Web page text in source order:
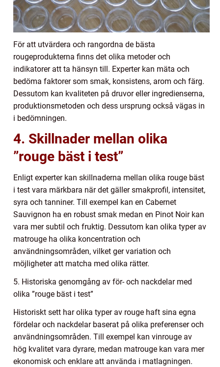
För att utvärdera och rangordna de bästa
rougeprodukterna finns det olika metoder och
indikatorer att ta hänsyn till. Experter kan mäta och
bedöma faktorer som smak, konsistens, arom och färg.
Dessutom kan kvaliteten på druvor eller ingredienserna,
produktionsmetoden och dess ursprung också vägas in
i bedömningen.
4. Skillnader mellan olika
”rouge bäst i test”
Enligt experter kan skillnaderna mellan olika rouge bäst
i test vara märkbara när det gäller smakprofil, intensitet,
syra och tanniner. Till exempel kan en Cabernet
Sauvignon ha en robust smak medan en Pinot Noir kan
vara mer subtil och fruktig. Dessutom kan olika typer av
matrouge ha olika koncentration och
användningsområden, vilket ger variation och
möjligheter att matcha med olika rätter.
5. Historiska genomgång av för- och nackdelar med
olika ”rouge bäst i test”
Historiskt sett har olika typer av rouge haft sina egna
fördelar och nackdelar baserat på olika preferenser och
användningsområden. Till exempel kan vinrouge av
hög kvalitet vara dyrare, medan matrouge kan vara mer
ekonomisk och enklare att använda i matlagningen.